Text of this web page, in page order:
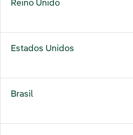
Reino Unido
Estados Unidos
Brasil